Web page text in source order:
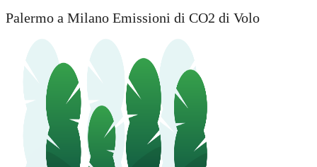
Palermo a Milano Emissioni di CO2 di Volo